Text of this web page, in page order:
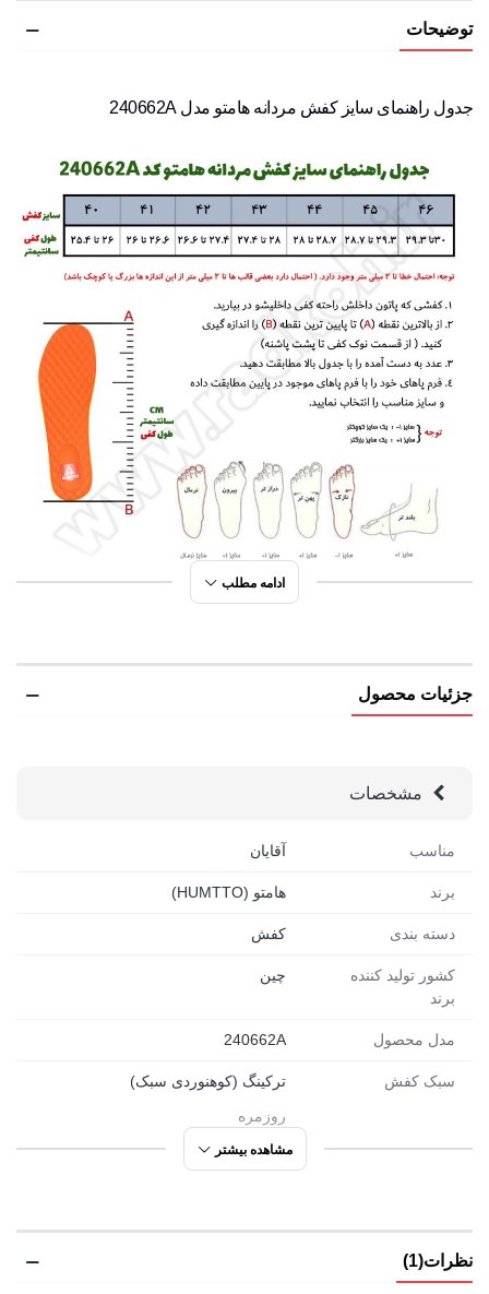
توضیحات
جدول راهنمای سایز کفش مردانه هامتو مدل 240662A
ادامه مطلب
جزئیات محصول
مشخصات
مناسب آقایان
برند هامتو (HUMTTO)
دسته بندی کفش
کشور تولید کننده
برند
چین
مدل محصول 240662A
سبک کفش
ترکینگ (کوهنوردی سبک)
روزمره
ورزشی
شهری
مشاهده بیشتر
نظرات(1)